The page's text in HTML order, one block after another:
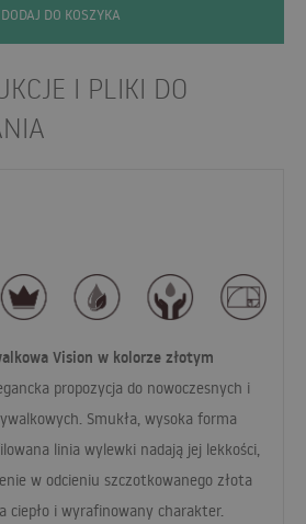
DODAJ DO KOSZYKA
I PLIKI DO
Vision w kolorze złotym
propozycja do nowoczesnych i
Smukła, wysoka forma
linia wylewki nadają jej lekkości,
w odcieniu szczotkowanego złota
ciepło i wyrafinowany charakter.